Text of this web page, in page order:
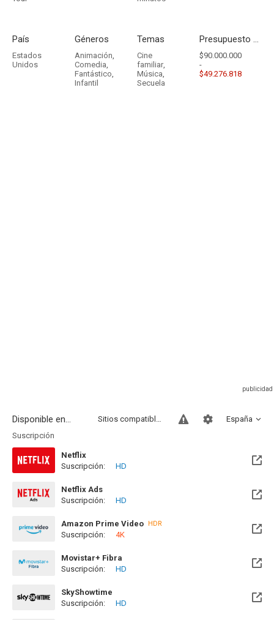
País
Estados
Unidos
Géneros
Animación,
Comedia,
Fantástico,
Infantil
Temas
Cine
familiar,
Música,
Secuela
Presupuesto - Ingresos
$90.000.000
-
$49.276.818
Disponible en... España
Sitios compatibles
Suscripción
Netflix
Suscripción:
HD
Netflix Ads
Suscripción:
HD
Amazon Prime Video HDR
Suscripción: 4K
Movistar+ Fibra
Disponible hasta el Mié, 30 Jun 2027 (Quedan 10 meses)
Suscripción: HD
SkyShowtime
Disponible hasta el Mié, 30 Jun 2027 (Quedan 10 meses)
Suscripción: HD